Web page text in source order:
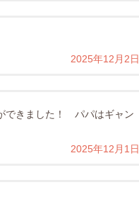
2025年12月2日
できました！ パパはギャン
2025年12月1日